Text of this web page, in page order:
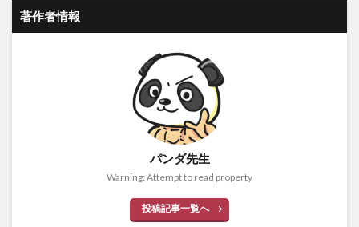
著作者情報
パンダ先生
Warning: Attempt to read property
投稿記事一覧へ